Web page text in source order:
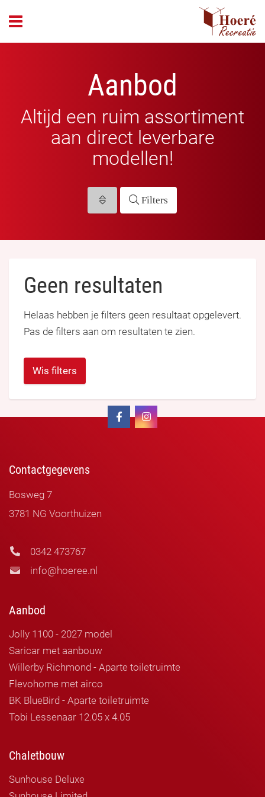
Aanbod
Altijd een ruim assortiment
aan direct leverbare
modellen!
Filters
Geen resultaten
Helaas hebben je filters geen resultaat opgelevert.
Pas de filters aan om resultaten te zien.
Wis filters
header_open_menu
Contactgegevens
Bosweg 7
3781 NG Voorthuizen
0342 473767
info@hoeree.nl
Aanbod
Jolly 1100 - 2027 model
Saricar met aanbouw
Willerby Richmond - Aparte toiletruimte
Flevohome met airco
BK BlueBird - Aparte toiletruimte
Tobi Lessenaar 12.05 x 4.05
Chaletbouw
Sunhouse Deluxe